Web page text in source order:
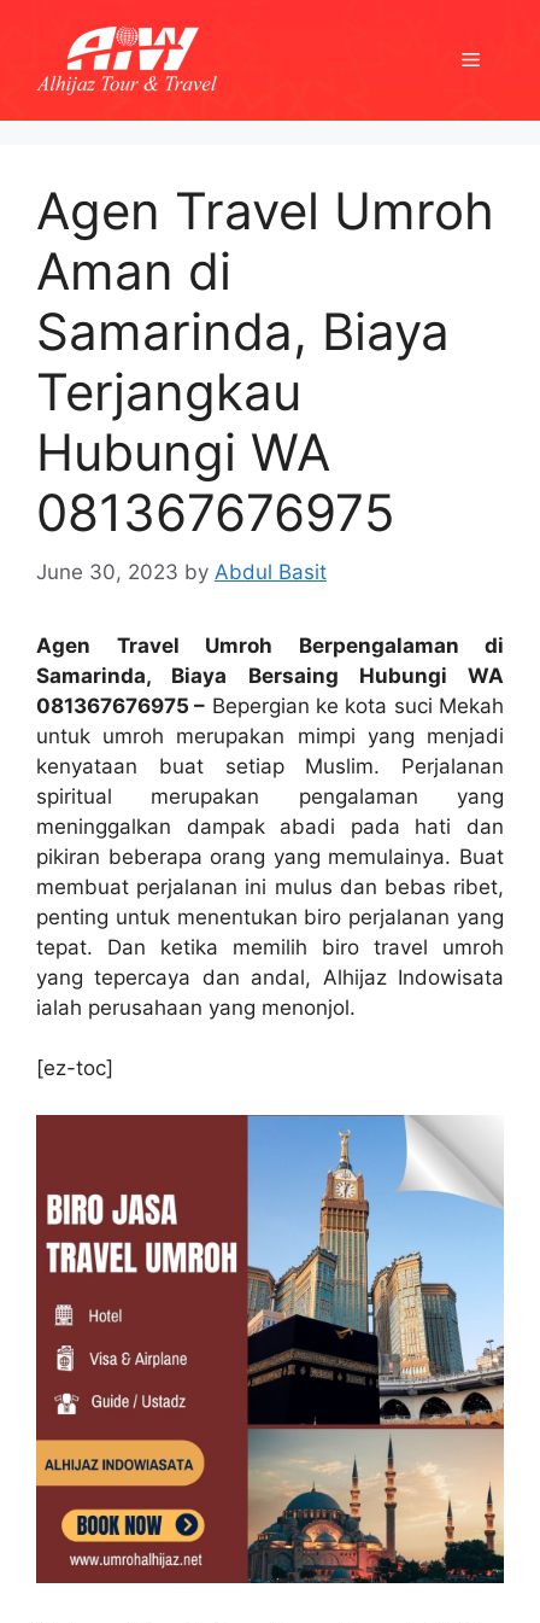
content
Menu
Agen Travel Umroh
Aman di
Samarinda, Biaya
Terjangkau
Hubungi WA
081367676975
June 30, 2023 by Abdul Basit
Agen Travel Umroh Berpengalaman di
Samarinda, Biaya Bersaing Hubungi WA
081367676975 – Bepergian ke kota suci Mekah
untuk umroh merupakan mimpi yang menjadi
kenyataan buat setiap Muslim. Perjalanan
spiritual merupakan pengalaman yang
meninggalkan dampak abadi pada hati dan
pikiran beberapa orang yang memulainya. Buat
membuat perjalanan ini mulus dan bebas ribet,
penting untuk menentukan biro perjalanan yang
tepat. Dan ketika memilih biro travel umroh
yang tepercaya dan andal, Alhijaz Indowisata
ialah perusahaan yang menonjol.
[ez-toc]